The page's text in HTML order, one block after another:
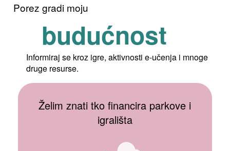
Porez gradi moju
budućnost
Informiraj se kroz igre, aktivnosti e-učenja i mnoge
druge resurse.
Želim znati tko financira parkove i
igrališta